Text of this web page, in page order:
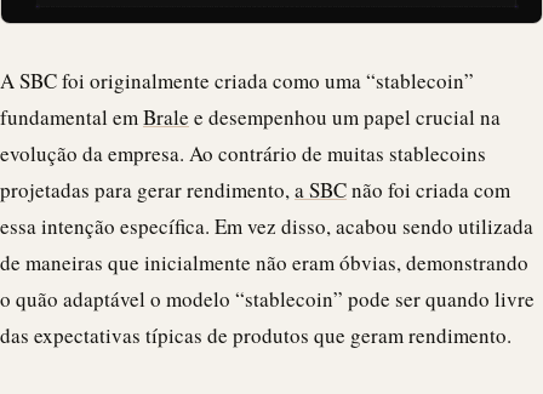
A SBC foi originalmente criada como uma “stablecoin”
fundamental emBrale e desempenhou um papel crucial na
evolução da empresa. Ao contrário de muitas stablecoins
projetadas para gerar rendimento,a SBCnão foi criada com
essa intenção específica. Em vez disso, acabou sendo utilizada
de maneiras que inicialmente não eram óbvias, demonstrando
o quão adaptável o modelo “stablecoin” pode ser quando livre
das expectativas típicas de produtos que geram rendimento.